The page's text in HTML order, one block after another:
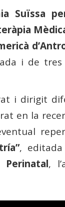
Suïssa
i de
i dirigit
en la
,
,